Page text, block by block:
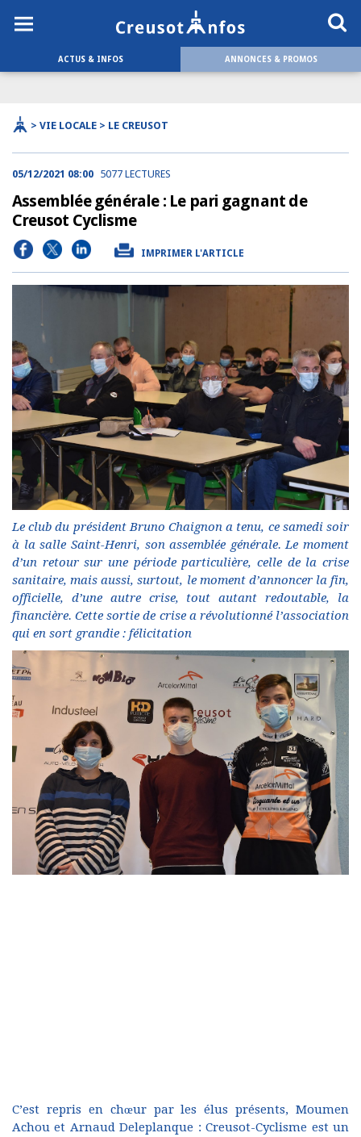
ACTUS & INFOS ANNONCES & PROMOS
> VIE LOCALE > LE CREUSOT
05/12/2021 08:00 5077 LECTURES
Assemblée générale : Le pari gagnant de
Creusot Cyclisme
IMPRIMER L'ARTICLE
Le club du président Bruno Chaignon a tenu, ce samedi soir
à la salle Saint-Henri, son assemblée générale. Le moment
d’un retour sur une période particulière, celle de la crise
sanitaire, mais aussi, surtout, le moment d’annoncer la fin,
officielle, d’une autre crise, tout autant redoutable, la
financière. Cette sortie de crise a révolutionné l’association
qui en sort grandie : félicitation
C’est repris en chœur par les élus présents, Moumen
Achou et Arnaud Deleplanque : Creusot-Cyclisme est un